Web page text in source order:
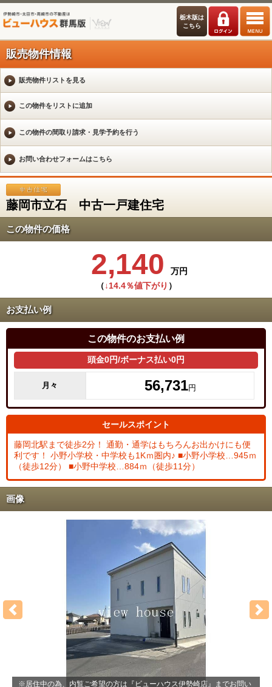
栃木版は
こちら
販売物件情報
販売物件リストを見る
藤岡市立石 中古一戸建住宅
この物件の価格
2,140
万円
（↓14.4％値下がり ）
お支払い例
この物件のお支払い例
頭金0円/ボーナス払い0円
月々 56,731円
セールスポイント
藤岡北駅まで徒歩2分！ 通勤・通学はもちろんお出かけにも便
利です！ 小野小学校・中学校も1Kｍ圏内♪ ■小野小学校…945ｍ
（徒歩12分） ■小野中学校…884ｍ（徒歩11分）
画像
※居住中の為、内覧ご希望の方は『ビューハウス伊勢崎店』までお問い